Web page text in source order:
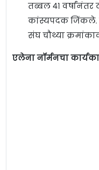
तब्बल ४१ वर्षांनंतर
कांस्यपदक जिंकले.
संघ चौथ्या
एलेना नॉर्मनचा